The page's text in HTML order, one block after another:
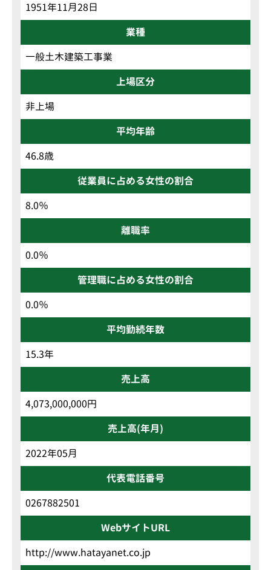
1951年11月28日
業種
一般土木建築工事業
上場区分
非上場
平均年齢
46.8歳
従業員に占める女性の割合
8.0％
離職率
0.0％
管理職に占める女性の割合
0.0％
平均勤続年数
15.3年
売上高
4,073,000,000円
売上高(年月)
2022年05月
代表電話番号
0267882501
WebサイトURL
http://www.hatayanet.co.jp